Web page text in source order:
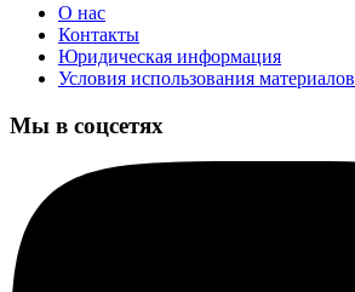
О нас
Контакты
Юридическая информация
Условия использования материалов
Мы в соцсетях